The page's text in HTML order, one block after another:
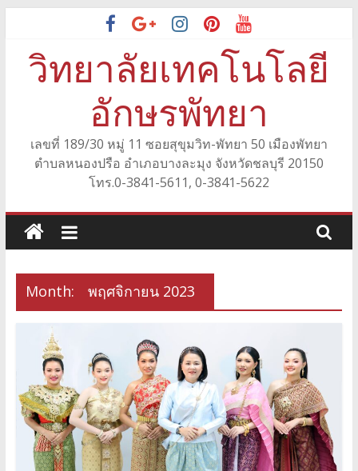
contentวิทยาลัยเทคโนโลยี
อักษรพัทยา
เลขที่ 189/30 หมู่ 11 ซอยสุขุมวิท-พัทยา 50 เมืองพัทยา
ตำบลหนองปรือ อำเภอบางละมุง จังหวัดชลบุรี 20150
โทร.0-3841-5611, 0-3841-5622
Month: พฤศจิกายน 2023